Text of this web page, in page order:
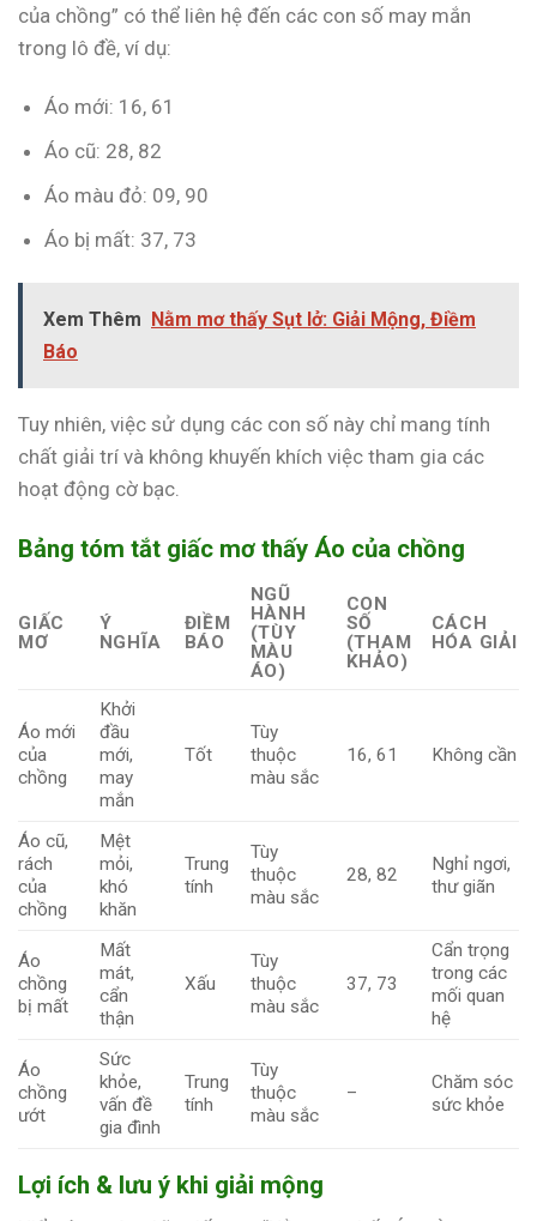
của chồng” có thể liên hệ đến các con số may mắn
trong lô đề, ví dụ:
Áo mới: 16, 61
Áo cũ: 28, 82
Áo màu đỏ: 09, 90
Áo bị mất: 37, 73
Xem Thêm
Nằm mơ thấy Sụt lở: Giải Mộng, Điềm
Báo
Tuy nhiên, việc sử dụng các con số này chỉ mang tính
chất giải trí và không khuyến khích việc tham gia các
hoạt động cờ bạc.
Bảng tóm tắt giấc mơ thấy Áo của chồng
GIẤC
MƠ
Ý
NGHĨA
ĐIỀM
BÁO
NGŨ
HÀNH
(TÙY
MÀU
ÁO)
CON
SỐ
(THAM
KHẢO)
CÁCH
HÓA GIẢI
Áo mới
của
chồng
Khởi
đầu
mới,
may
mắn
Tốt
Tùy
thuộc
màu sắc
16, 61 Không cần
Áo cũ,
rách
của
chồng
Mệt
mỏi,
khó
khăn
Trung
tính
Tùy
thuộc
màu sắc
28, 82
Nghỉ ngơi,
thư giãn
Áo
chồng
bị mất
Mất
mát,
cẩn
thận
Xấu
Tùy
thuộc
màu sắc
37, 73
Cẩn trọng
trong các
mối quan
hệ
Áo
chồng
ướt
Sức
khỏe,
vấn đề
gia đình
Trung
tính
Tùy
thuộc
màu sắc
–
Chăm sóc
sức khỏe
Lợi ích & lưu ý khi giải mộng